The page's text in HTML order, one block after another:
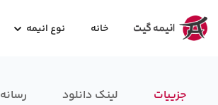
خانه نوع انیمه
جزییات لینک دانلود رسانه‌